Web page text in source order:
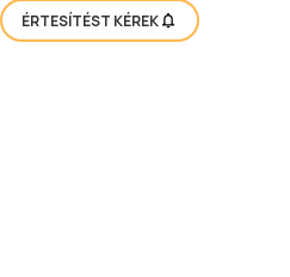
ÉRTESÍTÉST KÉREK